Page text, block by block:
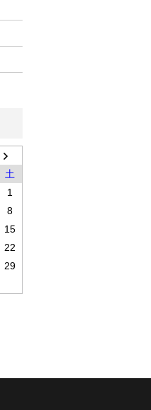
土
1
8
15
22
29